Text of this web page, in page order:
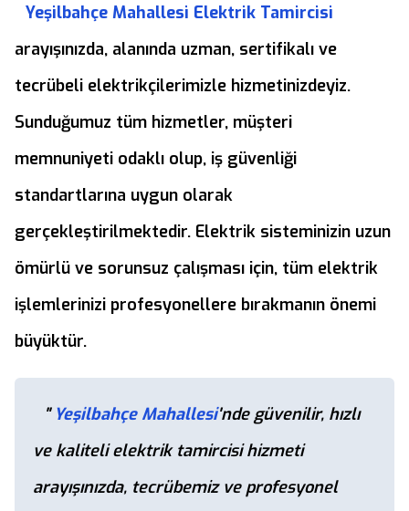
Yeşilbahçe Mahallesi Elektrik Tamircisi
arayışınızda, alanında uzman, sertifikalı ve
tecrübeli elektrikçilerimizle hizmetinizdeyiz.
Sunduğumuz tüm hizmetler, müşteri
memnuniyeti odaklı olup, iş güvenliği
standartlarına uygun olarak
gerçekleştirilmektedir. Elektrik sisteminizin uzun
ömürlü ve sorunsuz çalışması için, tüm elektrik
işlemlerinizi profesyonellere bırakmanın önemi
büyüktür.
" Yeşilbahçe Mahallesi'nde güvenilir, hızlı
ve kaliteli elektrik tamircisi hizmeti
arayışınızda, tecrübemiz ve profesyonel